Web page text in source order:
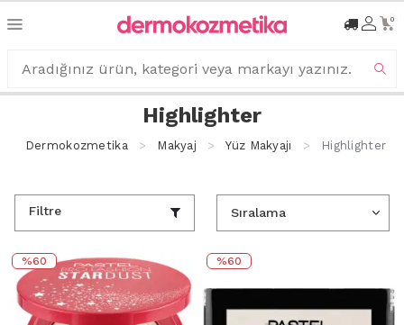
0
Highlighter
Dermokozmetika Makyaj Yüz Makyajı Highlighter
Filtre
%60 %60